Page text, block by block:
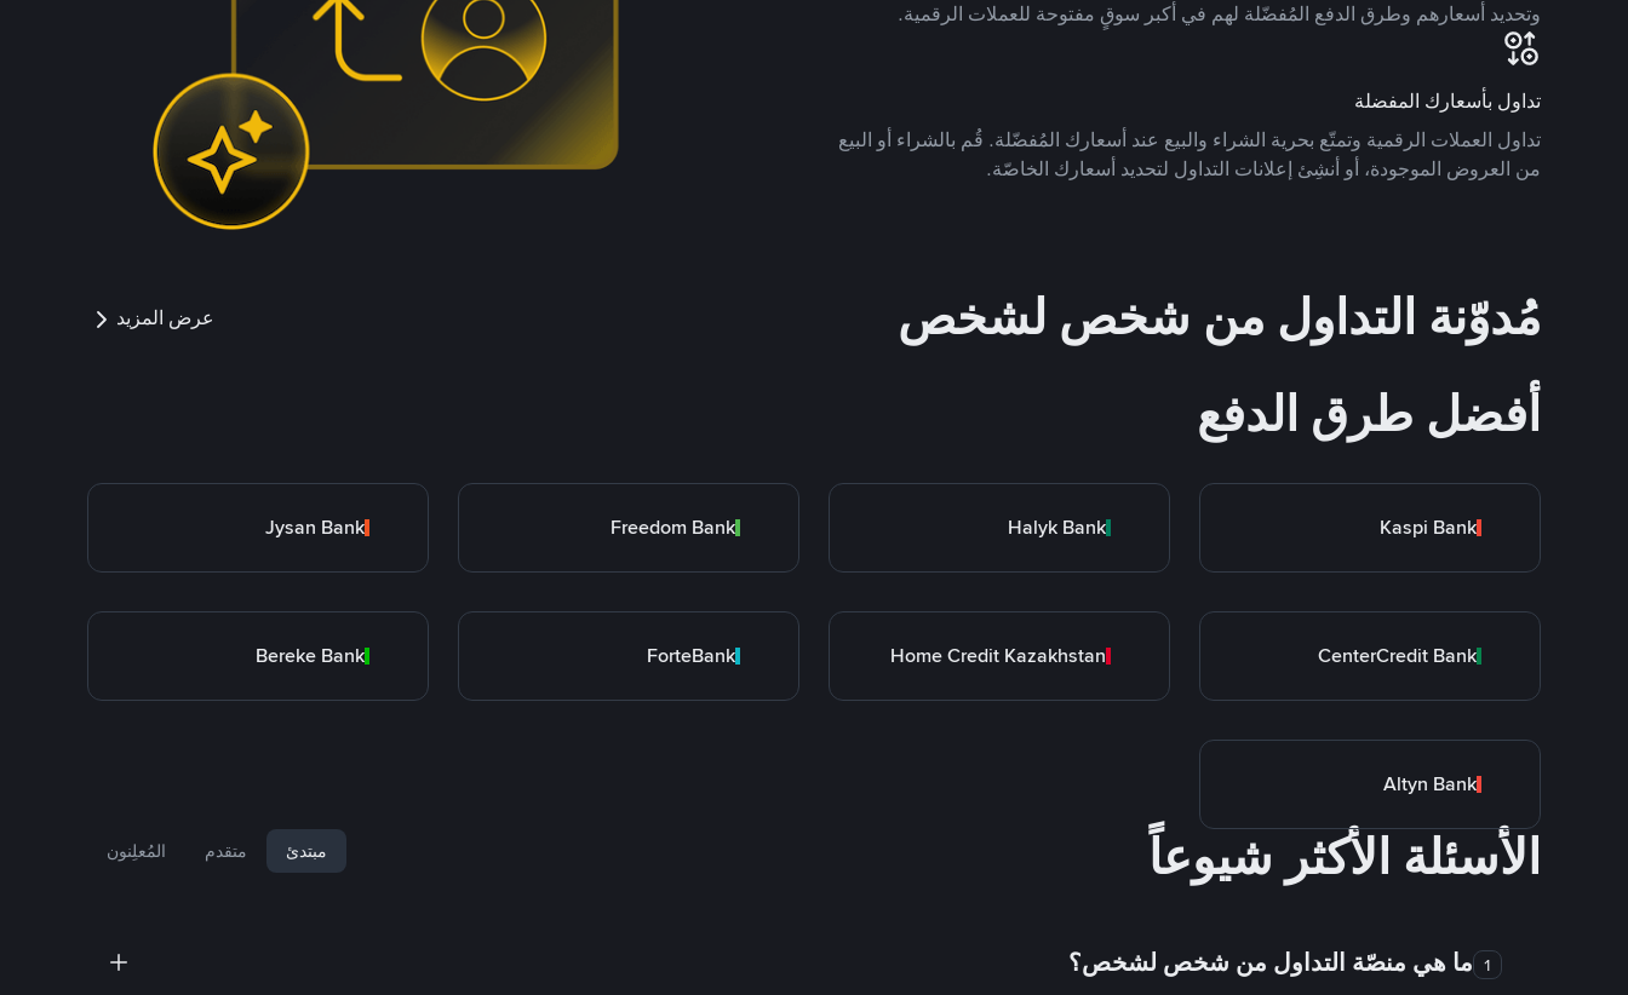
وتحديد أسعارهم وطرق الدفع المُفضّلة لهم في أكبر سوقٍ مفتوحة للعملات الرقمية.
تداول بأسعارك المفضلة
تداول العملات الرقمية وتمتّع بحرية الشراء والبيع عند أسعارك المُفضّلة. قُم بالشراء أو البيع
من العروض الموجودة، أو أنشِئ إعلانات التداول لتحديد أسعارك الخاصّة.
مُدوّنة التداول من شخص لشخص عرض المزيد
أفضل طرق الدفع
Kaspi Bank
Halyk Bank
Freedom Bank
Jysan Bank
CenterCredit Bank
Home Credit Kazakhstan
ForteBank
Bereke Bank
Altyn Bank
الأسئلة الأكثر شيوعاً مبتدئ متقدم المُعلِنون
1 ما هي منصّة التداول من شخص لشخص؟